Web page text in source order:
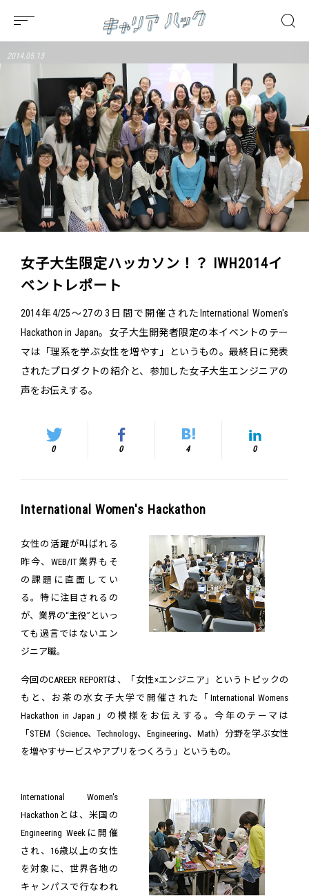
2014.05.13
女子大生限定ハッカソン！？ IWH2014イ
ベントレポート
2014年4/25～27の3日間で開催されたInternational Women's
Hackathon in Japan。女子大生開発者限定の本イベントのテー
マは「理系を学ぶ女性を増やす」というもの。最終日に発表
されたプロダクトの紹介と、参加した女子大生エンジニアの
声をお伝えする。
0 0 4 0
International Women's Hackathon
女性の活躍が叫ばれる
昨今、WEB/IT業界もそ
の課題に直面してい
る。特に注目されるの
が、業界の“主役”といっ
ても過言ではないエン
ジニア職。
今回のCAREER REPORTは、「女性×エンジニア」というトピックの
もと、お茶の水女子大学で開催された「International Womens
Hackathon in Japan」の模様をお伝えする。今年のテーマは
「STEM（Science、Technology、Engineering、Math）分野を学ぶ女性
を増やすサービスやアプリをつくろう」というもの。
International Women's
Hackathonとは、米国の
Engineering Weekに開催
され、16歳以上の女性
を対象に、世界各地の
キャンパスで行なわれ